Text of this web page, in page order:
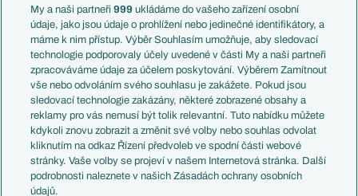
Témata
Představení týmů MS
EuroSkauting
PL v kostce
Evropské koeficienty
Přestupy
Přestupové spekulace
Zranění
Kluby
Arsenal FC
Chelsea FC
Francie
Itálie
Německo
Španělsko
Argentina
Brazílie
Přestupy
Zápasy
Livescore
Tipovací soutěž
My a naši partneři999 ukládáme do vašeho zařízení osobní
údaje, jako jsou údaje o prohlížení nebo jedinečné identifikátory, a
máme k nim přístup. Výběr Souhlasím umožňuje, aby sledovací
technologie podporovaly účely uvedené v části My a naši partneři
zpracováváme údaje za účelem poskytování. Výběrem Zamítnout
vše nebo odvoláním svého souhlasu je zakážete. Pokud jsou
sledovací technologie zakázány, některé zobrazené obsahy a
reklamy pro vás nemusí být tolik relevantní. Tuto nabídku můžete
kdykoli znovu zobrazit a změnit své volby nebo souhlas odvolat
kliknutím na odkaz Řízení předvoleb ve spodní části webové
stránky. Vaše volby se projeví v našem Internetová stránka. Další
podrobnosti naleznete v našich Zásadách ochrany osobních
údajů.